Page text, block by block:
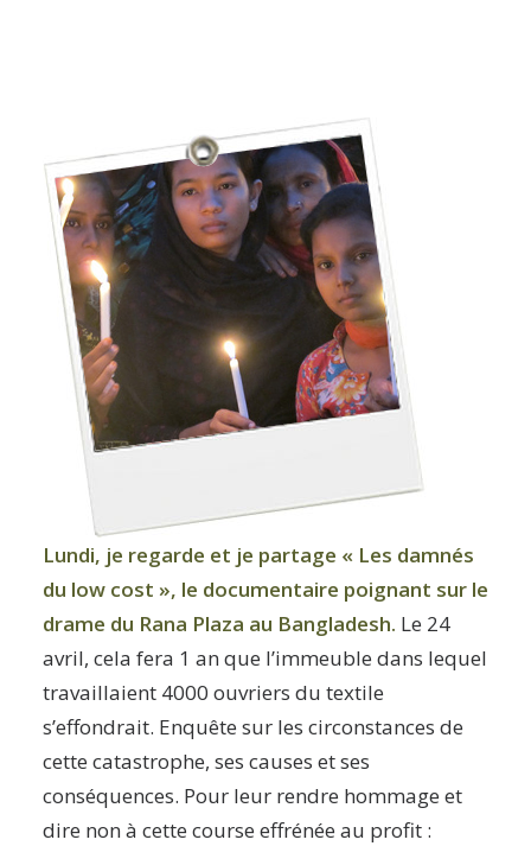
YOGA
faire le quiz
Recherche
Panier
Lundi, je regarde et je partage « Les damnés
du low cost », le documentaire poignant sur le
drame du Rana Plaza au Bangladesh. Le 24
avril, cela fera 1 an que l’immeuble dans lequel
travaillaient 4000 ouvriers du textile
s’effondrait. Enquête sur les circonstances de
cette catastrophe, ses causes et ses
conséquences. Pour leur rendre hommage et
dire non à cette course effrénée au profit :